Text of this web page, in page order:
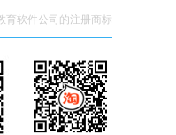
育软件公司的注册商标